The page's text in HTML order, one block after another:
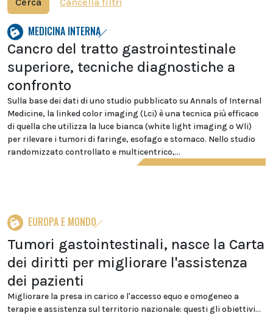
MEDICINA INTERNA
Cancro del tratto gastrointestinale
superiore, tecniche diagnostiche a
confronto
Sulla base dei dati di uno studio pubblicato su Annals of Internal
Medicine, la linked color imaging (Lci) è una tecnica più efficace
di quella che utilizza la luce bianca (white light imaging o Wli)
per rilevare i tumori di faringe, esofago e stomaco. Nello studio
randomizzato controllato e multicentrico,...
EUROPA E MONDO
Tumori gastointestinali, nasce la Carta
dei diritti per migliorare l'assistenza
dei pazienti
Migliorare la presa in carico e l'accesso equo e omogeneo a
terapie e assistenza sul territorio nazionale: questi gli obiettivi...